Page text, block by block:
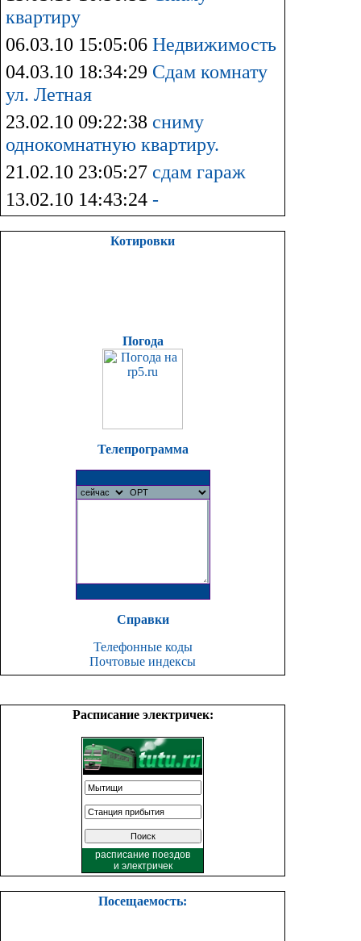
квартиру
06.03.10 15:05:06 Недвижимость
04.03.10 18:34:29 Сдам комнату
ул. Летная
23.02.10 09:22:38 сниму
однокомнатную квартиру.
21.02.10 23:05:27 сдам гараж
13.02.10 14:43:24 -
Котировки
Погода
Телепрограмма
Справки
Телефонные коды
Почтовые индексы
Расписание электричек:
расписание поездов
и электричек
Посещаемость: